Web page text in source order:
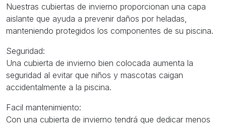
Nuestras cubiertas de invierno proporcionan una capa
aislante que ayuda a prevenir daños por heladas,
manteniendo protegidos los componentes de su piscina.
Seguridad:
Una cubierta de invierno bien colocada aumenta la
seguridad al evitar que niños y mascotas caigan
accidentalmente a la piscina.
Facil mantenimiento:
Con una cubierta de invierno tendrá que dedicar menos